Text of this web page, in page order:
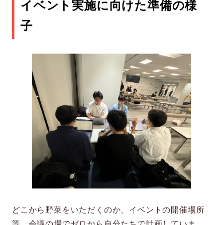
イベント実施に向けた準備の様
子
どこから野菜をいただくのか、イベントの開催場所